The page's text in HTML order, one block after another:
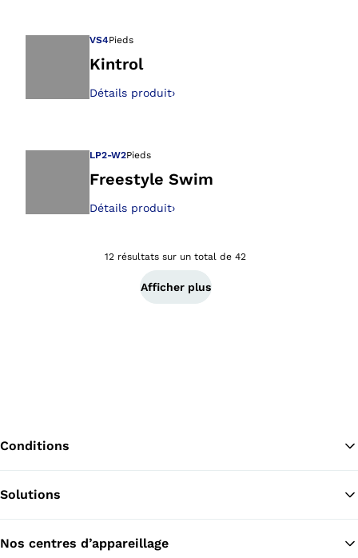
VS4Pieds
Kintrol
Détails produit›
LP2-W2Pieds
Freestyle Swim
Détails produit›
12 résultats sur un total de 42
Afficher plus
Conditions
Solutions
Nos centres d’appareillage